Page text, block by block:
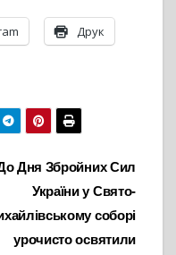
Друк
Дня Збройних Сил
України у Свято-
соборі
урочисто освятили